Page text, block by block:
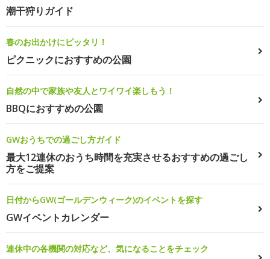
潮干狩りガイド
春のお出かけにピッタリ！
ピクニックにおすすめの公園
自然の中で家族や友人とワイワイ楽しもう！
BBQにおすすめの公園
GWおうちでの過ごし方ガイド
最大12連休のおうち時間を充実させるおすすめの過ごし
方をご提案
日付からGW(ゴールデンウィーク)のイベントを探す
GWイベントカレンダー
連休中の各機関の対応など、気になることをチェック